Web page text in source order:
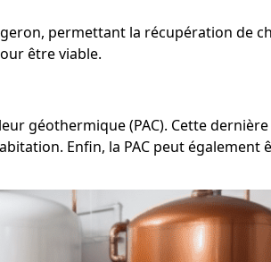
permettant la récupération de
être viable.
géothermique (PAC). Cette
Enfin, la PAC peut également